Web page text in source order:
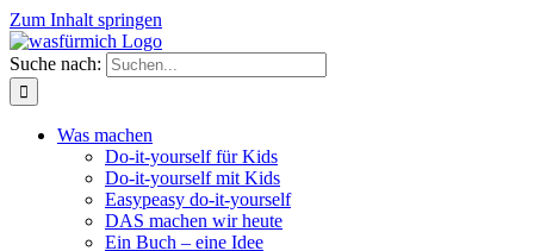
Zum Inhalt springen
Suche nach:
Was machen
Do-it-yourself für Kids
Do-it-yourself mit Kids
Easypeasy do-it-yourself
DAS machen wir heute
Ein Buch – eine Idee